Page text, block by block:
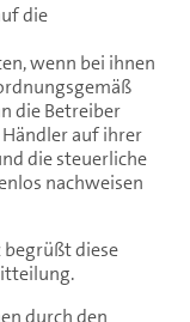
die
wenn bei ihnen
die Betreiber
auf ihrer
die steuerliche
nachweisen
begrüßt diese
durch den